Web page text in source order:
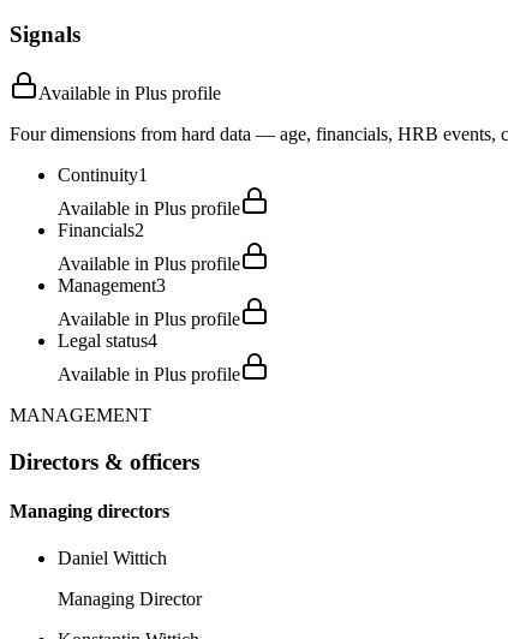
Signals
Available in Plus profile
Four dimensions from hard data — age, financials, HRB events,
Continuity1
Available in Plus profile
Financials2
Available in Plus profile
Management3
Available in Plus profile
Legal status4
Available in Plus profile
MANAGEMENT
Directors & officers
Managing directors
Daniel Wittich
Managing Director